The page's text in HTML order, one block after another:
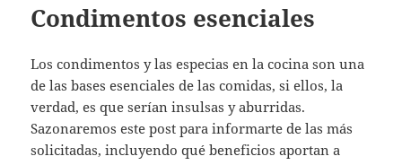
Condimentos esenciales
Los condimentos y las especias en la cocina son una
de las bases esenciales de las comidas, si ellos, la
verdad, es que serían insulsas y aburridas.
Sazonaremos este post para informarte de las más
solicitadas, incluyendo qué beneficios aportan a